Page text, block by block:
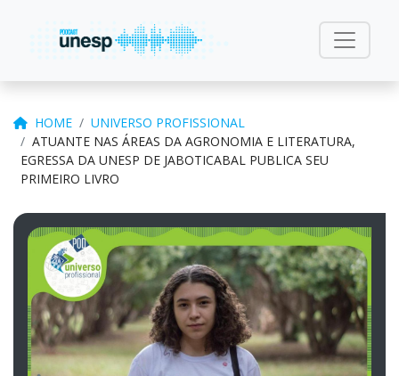
HOME
UNIVERSO PROFISSIONAL
ATUANTE NAS ÁREAS DA AGRONOMIA E LITERATURA,
EGRESSA DA UNESP DE JABOTICABAL PUBLICA SEU
PRIMEIRO LIVRO